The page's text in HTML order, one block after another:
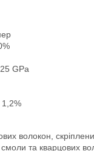
GPa
1,2%
волокон,
смоли та кварцових